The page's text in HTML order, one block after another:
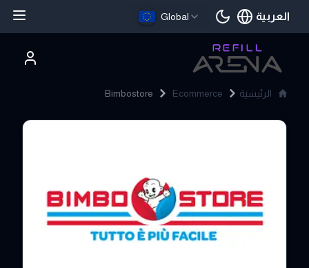
Global العربية
اللغة الحالية
الرئيسية Ecommerce
Bimbostore